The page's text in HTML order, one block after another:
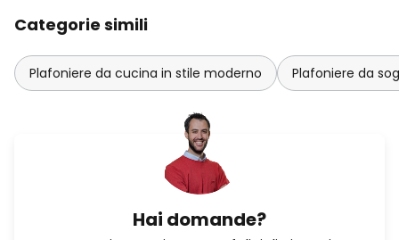
Categorie simili
Plafoniere da cucina in stile moderno Plafoniere da
Hai domande?